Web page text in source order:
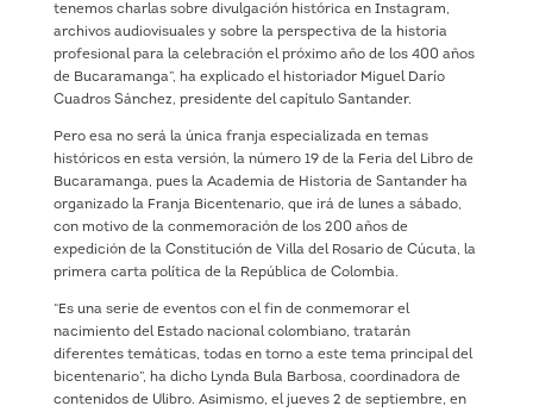
tenemos charlas sobre divulgación histórica en Instagram,
archivos audiovisuales y sobre la perspectiva de la historia
profesional para la celebración el próximo año de los 400 años
de Bucaramanga”, ha explicado el historiador Miguel Darío
Cuadros Sánchez, presidente del capítulo Santander.
Pero esa no será la única franja especializada en temas
históricos en esta versión, la número 19 de la Feria del Libro de
Bucaramanga, pues la Academia de Historia de Santander ha
organizado la Franja Bicentenario, que irá de lunes a sábado,
con motivo de la conmemoración de los 200 años de
expedición de la Constitución de Villa del Rosario de Cúcuta, la
primera carta política de la República de Colombia.
“Es una serie de eventos con el fin de conmemorar el
nacimiento del Estado nacional colombiano, tratarán
diferentes temáticas, todas en torno a este tema principal del
bicentenario”, ha dicho Lynda Bula Barbosa, coordinadora de
contenidos de Ulibro. Asimismo, el jueves 2 de septiembre, en